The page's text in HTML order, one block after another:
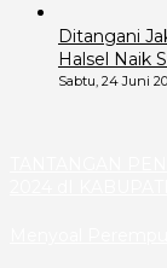
Ditangani
Halsel Naik
Sabtu, 24 Juni